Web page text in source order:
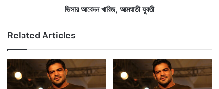
রী
কে
ধ
র্ষ
ত্ম
ঘা
তী
যু
ভিসার আবেদন খারিজ, আত্মঘাতী যুবতী
Related Articles